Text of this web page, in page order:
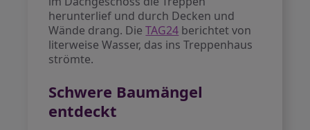
herunterlief und durch Decken und
Wände drang. DieTAG24 berichtet von
literweise Wasser, das ins Treppenhaus
strömte.
Schwere Baumängel
entdeckt